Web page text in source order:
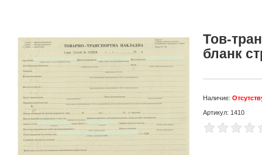
Тов-
бланк
Наличие:
Артикул: 1410